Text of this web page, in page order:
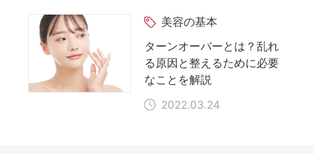
美容の基本
ターンオーバーとは？乱れ
る原因と整えるために必要
なことを解説
2022.03.24